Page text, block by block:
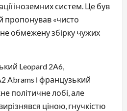
іноземних систем. Це був
пропонував «чисто
обмежену збірку чужих
Leopard 2A6,
Abrams і французький
політичне лобі, але
ціною, гнучкістю